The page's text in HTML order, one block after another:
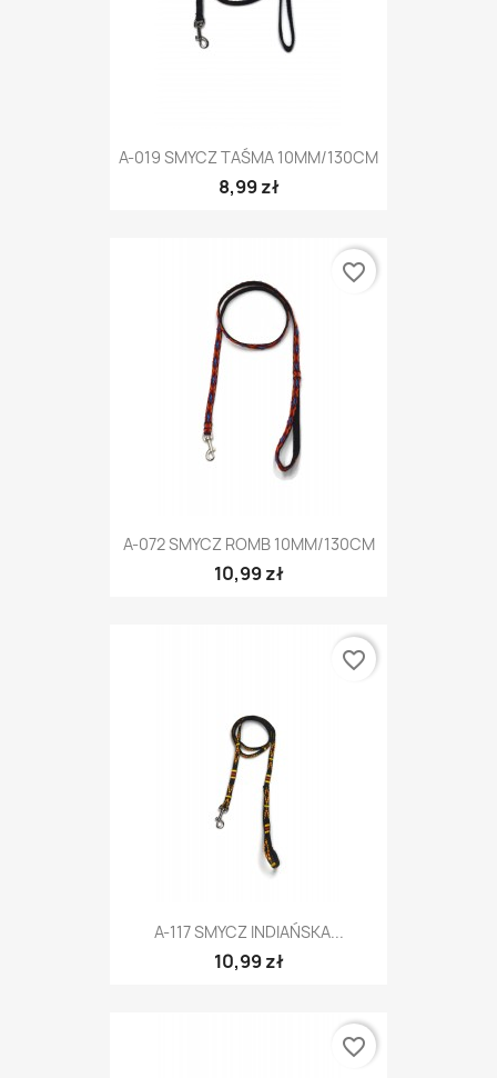
A-019 SMYCZ TAŚMA 10MM/130CM
8,99 zł
A-072 SMYCZ ROMB 10MM/130CM
10,99 zł
favorite_border
A-117 SMYCZ INDIAŃSKA...
10,99 zł
favorite_border
favorite_border